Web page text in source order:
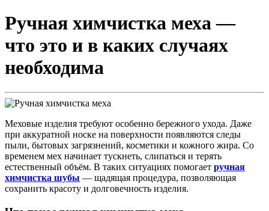
Ручная химчистка меха —
что это и в каких случаях
необходима
Меховые изделия требуют особенно бережного ухода. Даже
при аккуратной носке на поверхности появляются следы
пыли, бытовых загрязнений, косметики и кожного жира. Со
временем мех начинает тускнеть, слипаться и терять
естественный объём. В таких ситуациях помогает ручная
химчистка шубы — щадящая процедура, позволяющая
сохранить красоту и долговечность изделия.